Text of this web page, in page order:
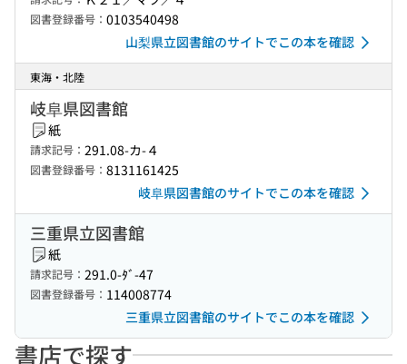
図書登録番号： 0103540498
山梨県立図書館のサイトでこの本を確認
東海・北陸
岐阜県図書館
紙
請求記号： 291.08-カ-４
図書登録番号： 8131161425
岐阜県図書館のサイトでこの本を確認
三重県立図書館
紙
請求記号： 291.0-ﾀﾞ-47
図書登録番号： 114008774
三重県立図書館のサイトでこの本を確認
書店で探す